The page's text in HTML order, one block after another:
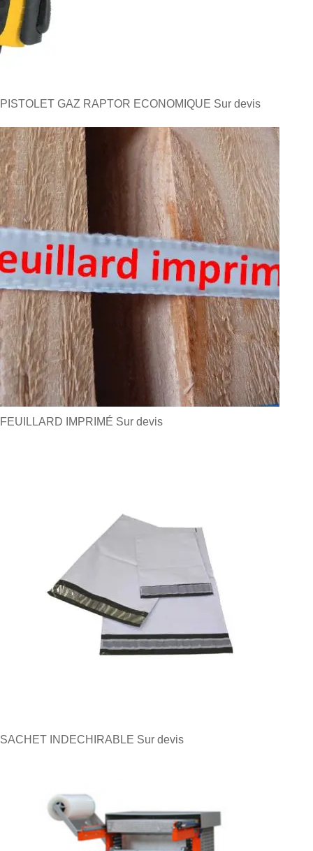
PISTOLET GAZ RAPTOR ECONOMIQUE Sur devis
FEUILLARD IMPRIMÉ Sur devis
SACHET INDECHIRABLE Sur devis